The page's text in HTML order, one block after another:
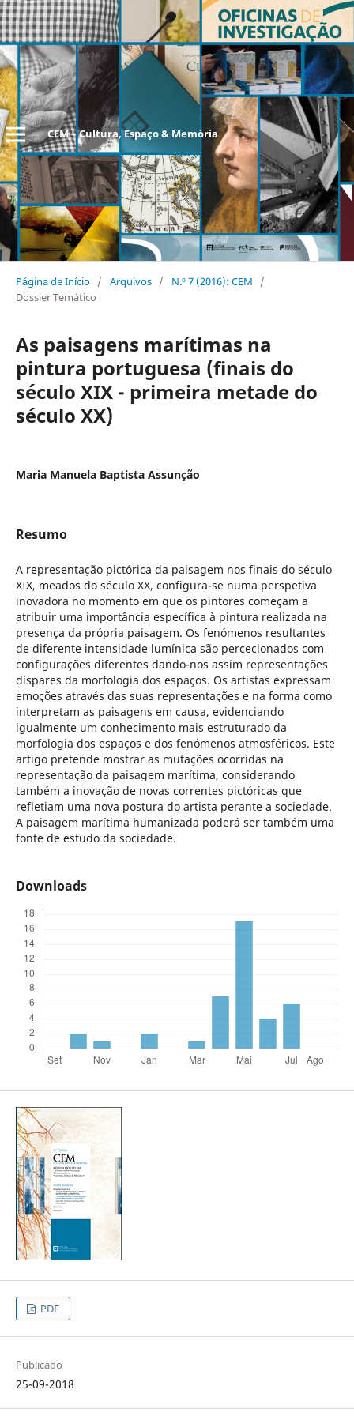
CEM – Cultura, Espaço & Memória
Página de Início / Arquivos / N.º 7 (2016): CEM
/
Dossier Temático
As paisagens marítimas na
pintura portuguesa (finais do
século XIX - primeira metade do
século XX)
Maria Manuela Baptista Assunção
Resumo
A representação pictórica da paisagem nos finais do século
XIX, meados do século XX, configura-se numa perspetiva
inovadora no momento em que os pintores começam a
atribuir uma importância específica à pintura realizada na
presença da própria paisagem. Os fenómenos resultantes
de diferente intensidade lumínica são percecionados com
configurações diferentes dando-nos assim representações
díspares da morfologia dos espaços. Os artistas expressam
emoções através das suas representações e na forma como
interpretam as paisagens em causa, evidenciando
igualmente um conhecimento mais estruturado da
morfologia dos espaços e dos fenómenos atmosféricos. Este
artigo pretende mostrar as mutações ocorridas na
representação da paisagem marítima, considerando
também a inovação de novas correntes pictóricas que
refletiam uma nova postura do artista perante a sociedade.
A paisagem marítima humanizada poderá ser também uma
fonte de estudo da sociedade.
Downloads
PDF
Publicado
25-09-2018